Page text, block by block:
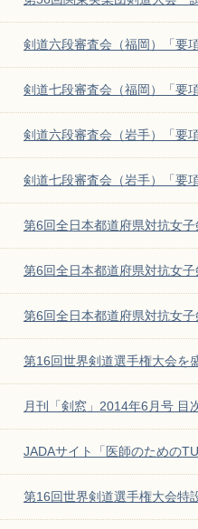
剣道六段審査会（福岡）「要
剣道七段審査会（福岡）「要
剣道六段審査会（岩手）「要
剣道七段審査会（岩手）「要
第6回全日本都道府県対抗女
第6回全日本都道府県対抗女
第6回全日本都道府県対抗女
第16回世界剣道選手権大会
月刊「剣窓」2014年6月号 目
JADAサイト「医師のための
第16回世界剣道選手権大会特